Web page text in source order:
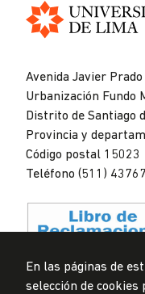
Avenida Javier
Urbanización Fundo
Distrito de Santiago
Provincia y
Código postal 15023
Teléfono (511)
En las páginas de
selección de cookies